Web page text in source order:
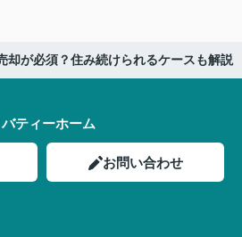
却が必須？住み続けられるケースも解説
バティーホーム
お問い合わせ